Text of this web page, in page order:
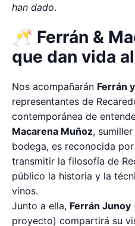
han dado.
🥂 Ferrán &
que dan vida
Nos acompañarán Ferrán
representantes de
contemporánea de
Macarena Muñoz,
bodega, es reconocida
transmitir la filosofía de
público la historia y la
vinos.
Junto a ella, Ferrán Junoy
proyecto) compartirá su